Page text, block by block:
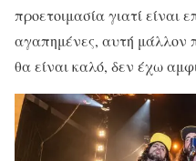
προετοιμασία γιατί είναι
αγαπημένες, αυτή μάλλον
θα είναι καλό, δεν έχω